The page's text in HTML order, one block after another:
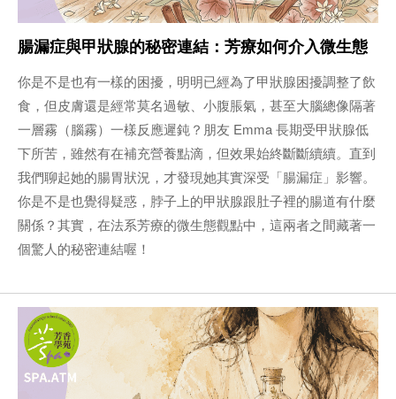
腸漏症與甲狀腺的秘密連結：芳療如何介入微生態
你是不是也有一樣的困擾，明明已經為了甲狀腺困擾調整了飲
食，但皮膚還是經常莫名過敏、小腹脹氣，甚至大腦總像隔著
一層霧（腦霧）一樣反應遲鈍？朋友 Emma 長期受甲狀腺低
下所苦，雖然有在補充營養點滴，但效果始終斷斷續續。直到
我們聊起她的腸胃狀況，才發現她其實深受「腸漏症」影響。
你是不是也覺得疑惑，脖子上的甲狀腺跟肚子裡的腸道有什麼
關係？其實，在法系芳療的微生態觀點中，這兩者之間藏著一
個驚人的秘密連結喔！